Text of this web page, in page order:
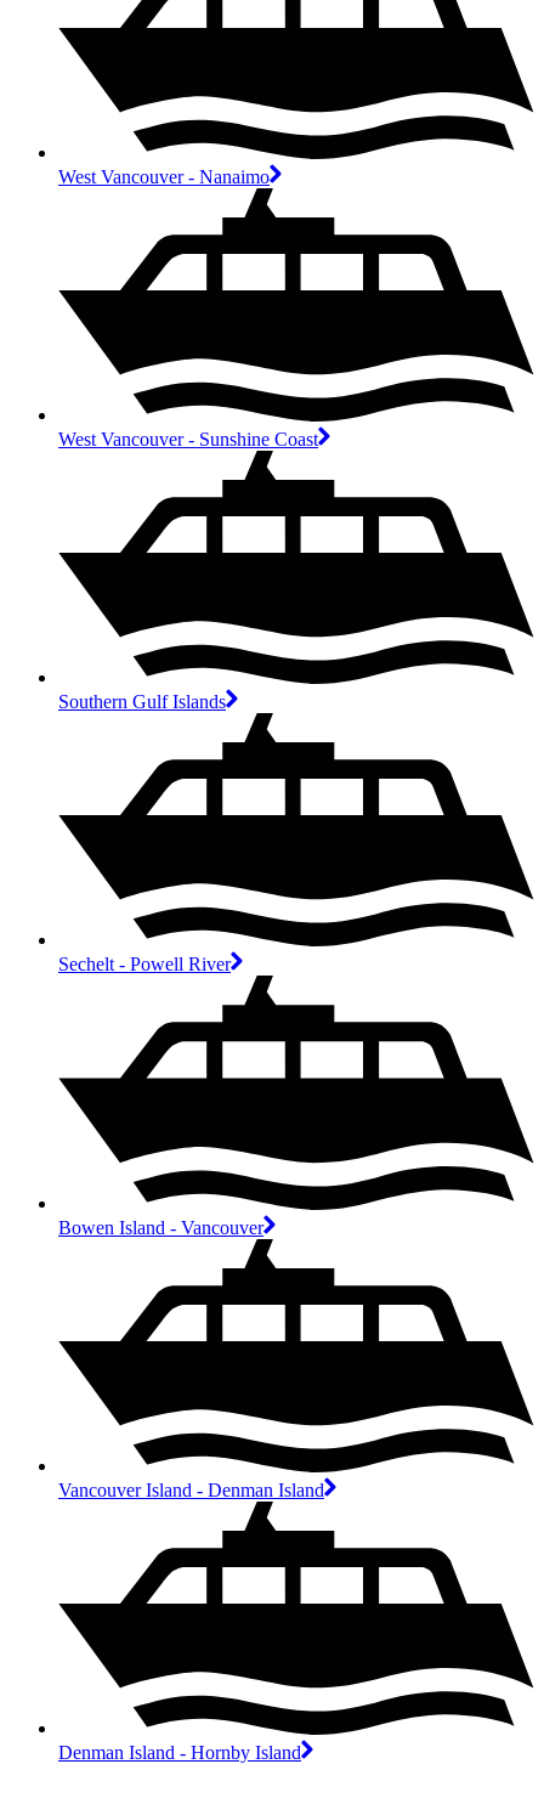
West Vancouver - Nanaimo
West Vancouver - Sunshine Coast
Southern Gulf Islands
Sechelt - Powell River
Bowen Island - Vancouver
Vancouver Island - Denman Island
Denman Island - Hornby Island